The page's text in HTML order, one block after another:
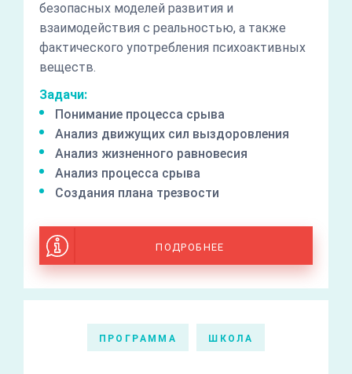
безопасных моделей развития и
взаимодействия с реальностью, а также
фактического употребления психоактивных
веществ.
Задачи:
Понимание процесса срыва
Анализ движущих сил выздоровления
Анализ жизненного равновесия
Анализ процесса срыва
Создания плана трезвости
ПОДРОБНЕЕ
ПРОГРАММА ШКОЛА